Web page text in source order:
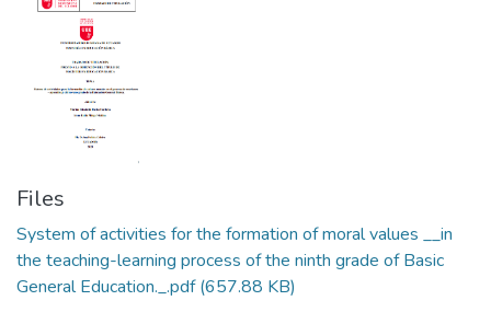
Files
System of activities for the formation of moral values __in
the teaching-learning process of the ninth grade of Basic
General Education._.pdf(657.88 KB)